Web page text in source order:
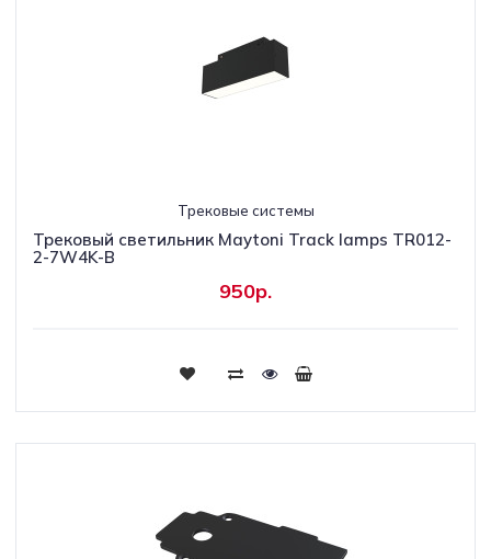
Трековые системы
Трековый светильник Maytoni Track lamps TR012-
2-7W4K-B
950р.